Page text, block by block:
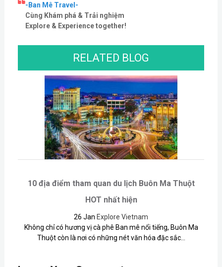
-Ban Mê Travel-
Cùng Khám phá & Trải nghiệm
Explore & Experience together!
RELATED BLOG
10 địa điểm tham quan du lịch Buôn Ma Thuột
HOT nhất hiện
26 Jan Explore Vietnam
Không chỉ có hương vị cà phê Ban mê nổi tiếng, Buôn Ma
Thuột còn là nơi có những nét văn hóa đặc sắc...